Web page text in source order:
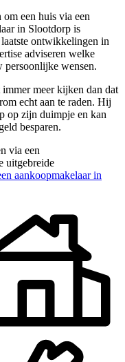
een huis via een
in Slootdorp is
ontwikkelingen in
adviseren welke
persoonlijke wensen.
meer kijken dan dat
echt aan te raden. Hij
op zijn duimpje en kan
besparen.
via een
uitgebreide
aankoopmakelaar in